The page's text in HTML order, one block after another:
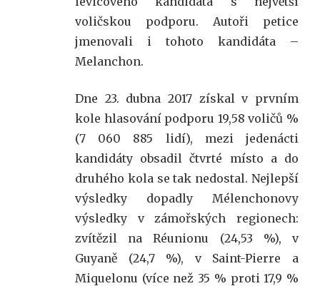
voličskou podporu. Autoři petice
jmenovali i tohoto kandidáta –
Melanchon.
Dne 23. dubna 2017 získal v prvním
kole hlasování podporu 19,58 voličů %
(7 060 885 lidí), mezi jedenácti
kandidáty obsadil čtvrté místo a do
druhého kola se tak nedostal. Nejlepší
výsledky dopadly Mélenchonovy
výsledky v zámořských regionech:
zvítězil na Réunionu (24,53 %), v
Guyaně (24,7 %), v Saint-Pierre a
Miquelonu (více než 35 % proti 17,9 %